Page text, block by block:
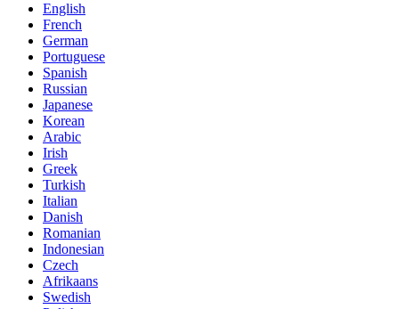
English
French
German
Portuguese
Spanish
Russian
Japanese
Korean
Arabic
Irish
Greek
Turkish
Italian
Danish
Romanian
Indonesian
Czech
Afrikaans
Swedish